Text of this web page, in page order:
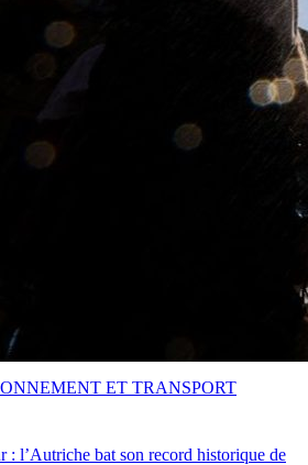
: l’Autriche bat son record historique de
ET TRANSPORT